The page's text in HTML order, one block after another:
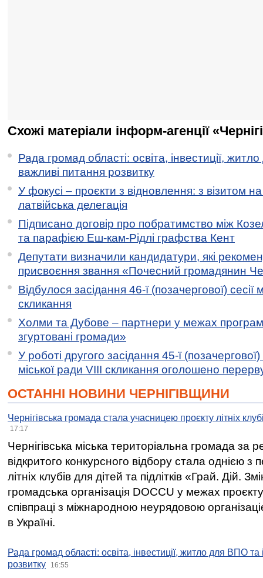
Схожі матеріали інформ-агенції
Рада громад області: освіта, інвестиції,
важливі питання розвитку
У фокусі – проєкти з відновлення: з візитом
латвійська делегація
Підписано договір про побратимство між
та парафією Еш-кам-Рідлі графства Кент
Депутати визначили кандидатури, які
присвоєння звання «Почесний громадянин
Відбулося засідання 46-ї (позачергової) сесії
скликання
Холми та Дубове – партнери у межах
згуртовані громади»
У роботі другого засідання 45-ї (позачергової)
міської ради VIII скликання оголошено
ОСТАННІ НОВИНИ ЧЕРНІГІВЩИНИ
Чернігівська громада стала учасницею проєкту літніх
17:17
Чернігівська міська територіальна громада за
відкритого конкурсного відбору стала однією
літніх клубів для дітей та підлітків «Грай. Дій.
громадська організація DOCCU у межах
співпраці з міжнародною неурядовою
в Україні.
Рада громад області: освіта, інвестиції, житло для ВПО
розвитку
16:55